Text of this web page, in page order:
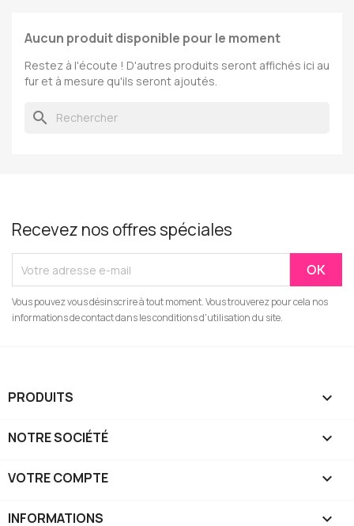
Aucun produit disponible pour le moment
Restez à l'écoute ! D'autres produits seront affichés ici au
fur et à mesure qu'ils seront ajoutés.
search
Recevez nos offres spéciales
Vous pouvez vous désinscrire à tout moment. Vous trouverez pour cela nos
informations de contact dans les conditions d'utilisation du site.
PRODUITS 
NOTRE SOCIÉTÉ 
VOTRE COMPTE 
INFORMATIONS keyboard_arrow_down